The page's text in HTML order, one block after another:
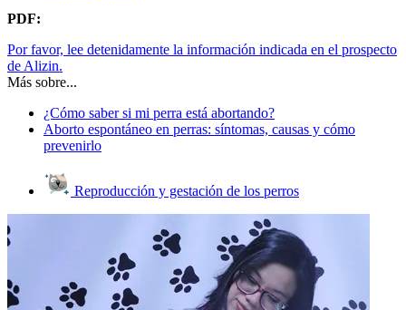
PDF:
Por favor, lee detenidamente la información indicada en el prospecto
de Alizin.
Más sobre...
¿Cómo saber si mi perra está abortando?
Aborto espontáneo en perras: síntomas, causas y cómo
prevenirlo
Reproducción y gestación de los perros